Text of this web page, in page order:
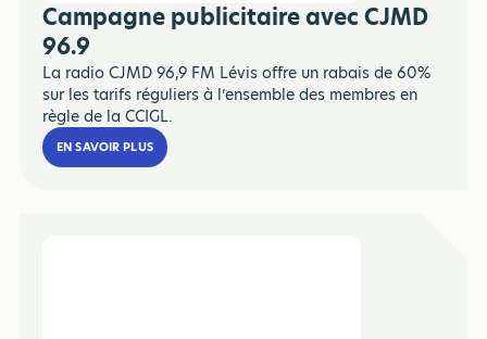
Campagne publicitaire avec CJMD
96.9
La radio CJMD 96,9 FM Lévis offre un rabais de 60%
sur les tarifs réguliers à l’ensemble des membres en
règle de la CCIGL.
EN SAVOIR PLUS